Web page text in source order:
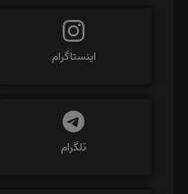
اینستاگرام
تلگرام